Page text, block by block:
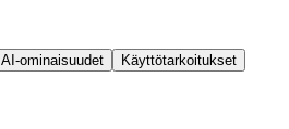
AI-ominaisuudet
Käyttötarkoitukset